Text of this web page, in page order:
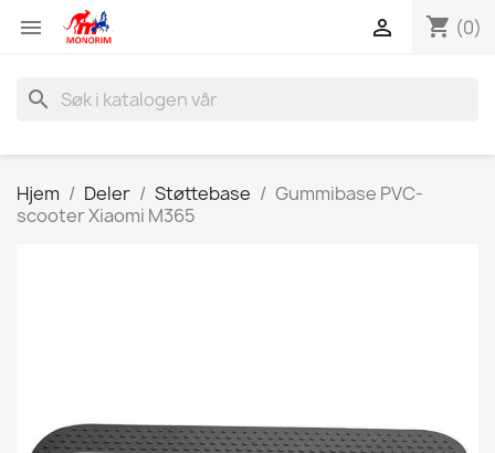
 shopping_cart (0)

search
Hjem Deler Støttebase
Gummibase PVC-
scooter Xiaomi M365